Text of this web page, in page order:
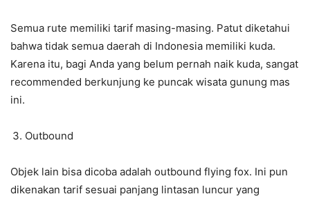
Semua rute memiliki tarif masing-masing. Patut diketahui
bahwa tidak semua daerah di Indonesia memiliki kuda.
Karena itu, bagi Anda yang belum pernah naik kuda, sangat
recommended berkunjung ke puncak wisata gunung mas
ini.
Outbound
Objek lain bisa dicoba adalah outbound flying fox. Ini pun
dikenakan tarif sesuai panjang lintasan luncur yang